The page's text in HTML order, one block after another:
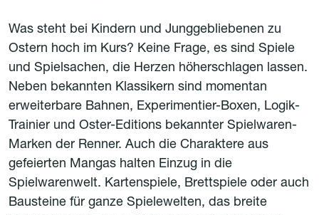
Was steht bei Kindern und Junggebliebenen zu
Ostern hoch im Kurs? Keine Frage, es sind Spiele
und Spielsachen, die Herzen höherschlagen lassen.
Neben bekannten Klassikern sind momentan
erweiterbare Bahnen, Experimentier-Boxen, Logik-
Trainier und Oster-Editions bekannter Spielwaren-
Marken der Renner. Auch die Charaktere aus
gefeierten Mangas halten Einzug in die
Spielwarenwelt. Kartenspiele, Brettspiele oder auch
Bausteine für ganze Spielewelten, das breite